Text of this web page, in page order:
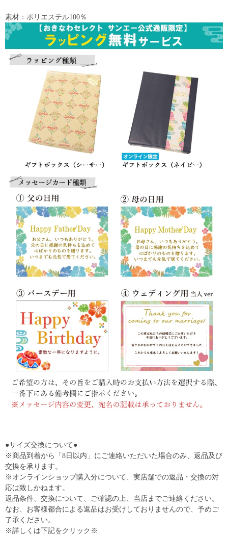
素材：ポリエステル100％
●サイズ交換について●
※商品到着から「8日以内」にご連絡いただいた場合のみ、返品及び
交換を承ります。
※オンラインショップ購入分について、実店舗での返品・交換の対
応は致しかねます。
返品条件、交換について、ご確認の上、当店までご連絡ください。
なお、お客様都合による返品はお受けしておりませんので、予めご
了承ください。
※詳しくは下記をクリック※